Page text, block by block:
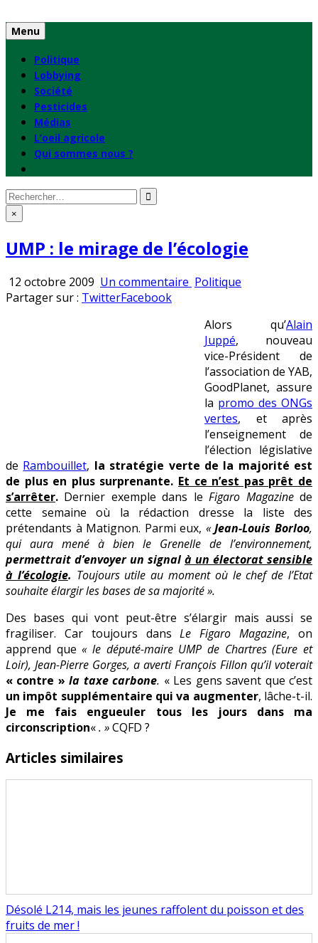
to
content
Menu
Politique
Lobbying
Société
Pesticides
Médias
L’oeil agricole
Qui sommes nous ?
Rechercher
: ×
UMP : le mirage de l’écologie
12 octobre 2009 Un commentaire sur
mirage
l’écologie
Publié
Politique
Partager sur : TwitterFacebook
Alors qu’Alain
Juppé, nouveau
vice-Président de
l’association de YAB,
GoodPlanet, assure
la promo des ONGs
vertes, et après
l’enseignement de
l’élection législative
de Rambouillet, la stratégie verte de la majorité est
de plus en plus surprenante. Et ce n’est pas prêt de
s’arrêter. Dernier exemple dans leFigaro Magazinede
cette semaine où la rédaction dresse la liste des
prétendants à Matignon. Parmi eux, «Jean-Louis Borloo,
qui aura mené à bien le Grenelle de l’environnement,
permettrait d’envoyer un signalà un électorat sensible
à l’écologie. Toujours utile au moment où le chef de l’Etat
souhaite élargir les bases de sa majorité ».
Des bases qui vont peut-être s’élargir mais aussi se
fragiliser. Car toujours dans Le Figaro Magazine, on
apprend que« le député-maire UMP de Chartres (Eure et
Loir), Jean-Pierre Gorges, a averti François Fillon qu’il voterait
« contre » la taxe carbone. « Les gens savent que c’est
un impôt supplémentaire qui va augmenter, lâche-t-il.
Je me fais engueuler tous les jours dans ma
circonscription«. »CQFD ?
Articles similaires
Désolé L214, mais les jeunes raffolent du poisson et des
fruits de mer !